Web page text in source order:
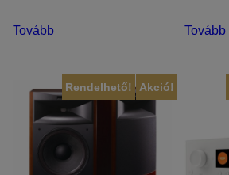
Tovább Tovább
Akció!
Rendelhető!